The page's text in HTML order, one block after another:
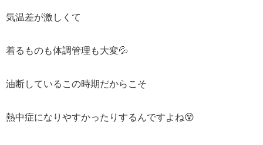
気温差が激しくて
着るものも体調管理も大変💦
油断しているこの時期だからこそ
熱中症になりやすかったりするんですよね😵